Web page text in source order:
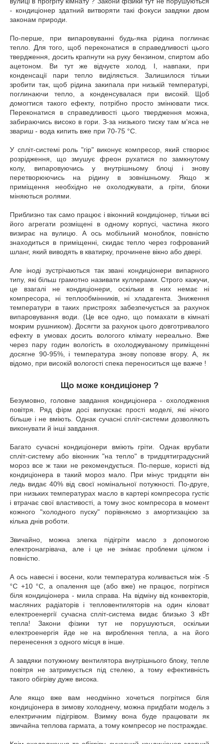
- кондиціонер здатний витворяти такі фокуси завдяки двом
законам природи.
По-перше, при випаровуванні будь-яка рідина поглинає
тепло. Для того, щоб переконатися в справедливості цього
твердження, досить крапнути на руку бензином, спиртом або
ацетоном. Ви тут же відчуєте холод. І, навпаки, при
конденсації пари тепло виділяється. Залишилося тільки
зробити так, щоб рідина закипала при низькій температурі,
поглинаючи тепло, а конденсувалася при високій. Щоб
домогтися такого ефекту, потрібно просто змінювати тиск.
Переконатися в справедливості цього твердження можна,
забираючись високо в гори. З-за низького тиску там м'яса не
звариш - вода кипить вже при 70-75 °C.
У спліт-системі роль "гір" виконує компресор, який створює
розрідження, що змушує фреон рухатися по замкнутому
колу, випаровуючись у внутрішньому блоці і знову
перетворюючись на рідину в зовнішньому. Якщо ж
приміщення необхідно не охолоджувати, а гріти, блоки
міняються ролями.
Приблизно так само працює і віконний кондиціонер, тільки всі
його агрегати розміщені в одному корпусі, частина якого
визирає на вулицю. А ось мобільний моноблок, повністю
знаходиться в приміщенні, скидає тепло через гофрований
шланг, який виводять в кватирку, прочинене вікно або двері.
Але іноді зустрічаються так звані кондиціонери випарного
типу, які більш грамотно називати куллерами. Строго кажучи,
це взагалі не кондиціонери, оскільки в них немає ні
компресора, ні теплообмінників, ні хладагента. Зниження
температури в таких пристроях забезпечується за рахунок
випаровування води. (Це все одно, що помахати в кімнаті
мокрим рушником). Досягти за рахунок цього довготривалого
ефекту в умовах досить вологого клімату нереально. Вже
через пару годин вологість в охолоджуваному приміщенні
досягне 90-95%, і температура знову поповзе вгору. А, як
відомо, при високій вологості спека переноситься ще важче !
Що може кондиціонер ?
Безумовно, головне завдання кондиціонера - охолодження
повітря. Ряд фірм досі випускає прості моделі, які нічого
більше і не вміють. Однак сучасні спліт-системи дозволяють
виконувати й інші завдання.
Багато сучасні кондиціонери вміють гріти. Однак врубати
спліт-систему або віконник "на тепло" в тридцятиградусний
мороз все ж таки не рекомендується. По-перше, користі від
кондиціонера в такий мороз мало. При мінус тридцяти він
ледь видає 40% від своєї номінальної потужності. По-друге,
при низьких температурах масло в картері компресора густіє
і втрачає свої властивості, а тому знос компресора в момент
кожного "холодного пуску" порівняємо з амортизацією за
кілька днів роботи.
Звичайно, можна злегка підігріти масло з допомогою
електронагрівача, але і це не знімає проблеми цілком і
повністю.
А ось навесні і восени, коли температура коливається між -5
°C +10 °C, а опалення ще (або вже) не працює, погрітися
біля кондиціонера - мила справа. На відміну від конвекторів,
масляних радіаторів і тепловентиляторів на один кіловат
електроенергії сучасна спліт-система видає близько 3 кВт
тепла! Закони фізики тут не порушуються, оскільки
електроенергія йде не на вироблення тепла, а на його
перенесення з одного місця в інше.
А завдяки потужному вентилятора внутрішнього блоку, тепле
повітря не затримується під стелею, а тому ефективність
такого обігріву дуже висока.
Але якщо вже вам неодмінно хочеться погрітися біля
кондиціонера в зимову холоднечу, можна придбати модель з
електричним підігрівом. Взимку вона буде працювати як
звичайна теплова гармата, а тому компресор не постраждає.